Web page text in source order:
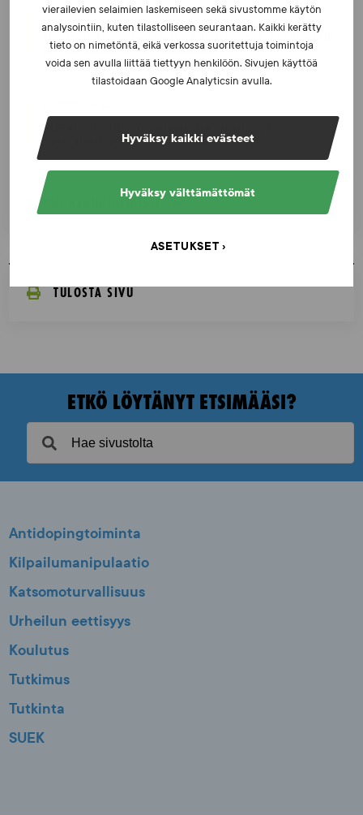
vierailevien selaimien laskemiseen sekä sivustomme käytön
analysointiin, kuten tilastolliseen seurantaan. Kaikki kerätty
tieto on nimetöntä, eikä verkossa suoritettuja toimintoja
voida sen avulla liittää tiettyyn henkilöön. Sivujen käyttöä
tilastoidaan Google Analyticsin avulla.
Hyväksy kaikki evästeet
Hyväksy välttämättömät
ASETUKSET
UUTISET - 16.7.2026
Dopingrikkomuspäätösten julkistaminen: kysymyksiä
ja vastauksia EUT:n ratkaisusta
SUEKin sivuilla uusi blogisarja urheilun ja
väkivaltaisten alakulttuurien suhteesta
KATSO AJANKOHTAISET
TULOSTA SIVU
ETKÖ LÖYTÄNYT ETSIMÄÄSI?
Antidopingtoiminta
Kilpailumanipulaatio
Katsomoturvallisuus
Urheilun eettisyys
Koulutus
Tutkimus
Tutkinta
SUEK